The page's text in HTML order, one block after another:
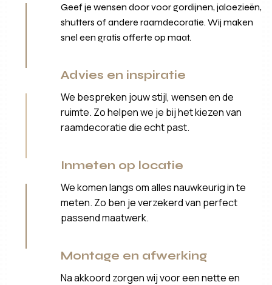
Geef je wensen door voor gordijnen, jaloezieën,
shutters of andere raamdecoratie. Wij maken
snel een gratis offerte op maat.
Advies en inspiratie
We bespreken jouw stijl, wensen en de
ruimte. Zo helpen we je bij het kiezen van
raamdecoratie die echt past.
Inmeten op locatie
We komen langs om alles nauwkeurig in te
meten. Zo ben je verzekerd van perfect
passend maatwerk.
Montage en afwerking
Na akkoord zorgen wij voor een nette en